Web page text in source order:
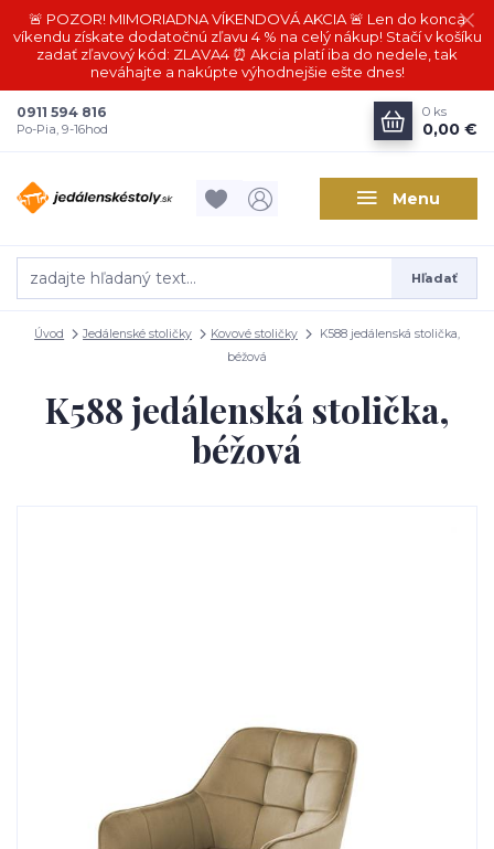
🚨 POZOR! MIMORIADNA VÍKENDOVÁ AKCIA 🚨 Len do konca
víkendu získate dodatočnú zľavu 4 % na celý nákup! Stačí v košíku
zadať zľavový kód: ZLAVA4 ⏰ Akcia platí iba do nedele, tak
neváhajte a nakúpte výhodnejšie ešte dnes!
Menu
Hľadať
0911 594 816
Po-Pia, 9-16hod
0 ks
0,00 €
Úvod Jedálenské stoličky Kovové stoličky
K588 jedálenská stolička,
béžová
K588 jedálenská stolička,
béžová